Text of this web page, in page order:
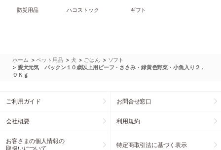
防災用品 ハコストック ギフト
ホーム >ペット用品 > 犬 > ごはん > ソフト
> 愛犬元気 パックン１０歳以上用ビーフ・ささみ・緑黄色野菜・小魚入り２．
０Ｋｇ
ご利用ガイド お問合せ窓口
会社概要 利用規約
お客さまの個人情報の
取扱いについて
特定商取引法に基づく表示